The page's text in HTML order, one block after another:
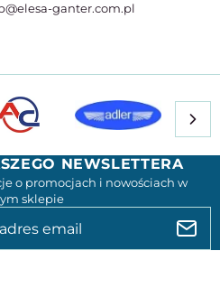
ganter.com.pl
NEWSLETTERA
o promocjach i nowościach w
sklepie